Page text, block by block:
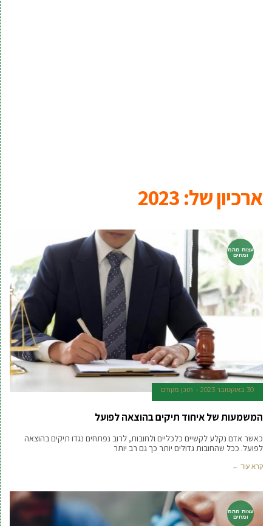
ארכיון של:2023
עצות מהמ
ומחים
30 באוקטובר 2023 תוכן מקודם
המשמעות של איחוד תיקים בהוצאה לפועל
כאשר אדם נקלע לקשיים כלכליים ולחובות, לרוב נפתחים נגדו תיקים בהוצאה
לפועל. ככל שהחובות גדולים יותר כך גם רב יותר
קרא עוד ←
עצות מהמ
ומחים